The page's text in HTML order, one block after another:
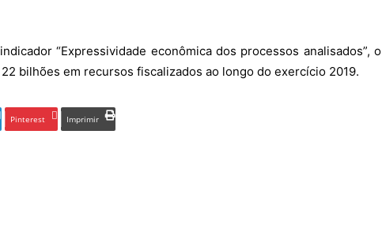
“Expressividade econômica dos processos analisados”, o
bilhões em recursos fiscalizados ao longo do exercício 2019.
Pinterest Imprimir